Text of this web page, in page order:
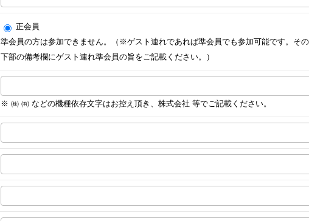
正会員
準会員の方は参加できません。（※ゲスト連れであれば準会員でも参加可能です。その
下部の備考欄にゲスト連れ準会員の旨をご記載ください。）
※ ㈱ ㈲ などの機種依存文字はお控え頂き、株式会社 等でご記載ください。